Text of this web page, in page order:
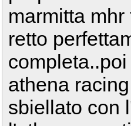
marmitta
retto
athena
sbiellato con